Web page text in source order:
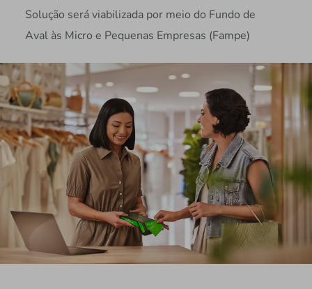
Solução será viabilizada por meio do Fundo de
Aval às Micro e Pequenas Empresas (Fampe)